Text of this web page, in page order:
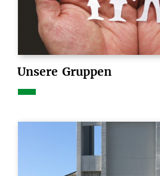
Unsere Gruppen